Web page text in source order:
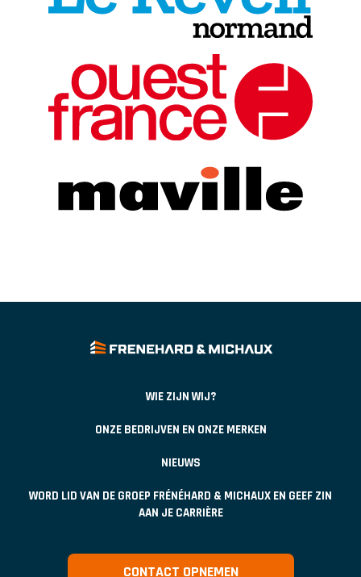
WIE ZIJN WIJ?
ONZE BEDRIJVEN EN ONZE MERKEN
NIEUWS
WORD LID VAN DE GROEP FRÉNÉHARD & MICHAUX EN GEEF ZIN
AAN JE CARRIÈRE
CONTACT OPNEMEN